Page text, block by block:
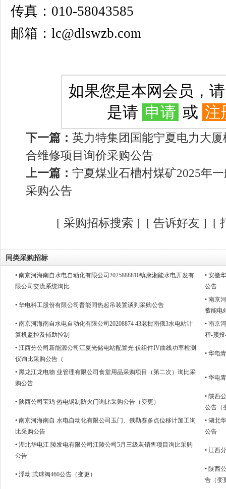
传真：010-58043585
邮箱：lc@dlswzb.com
如果您是本网会员，
是请 申请 或 注
下一篇： 英力特集团国能宁夏电力大
合维修项目询价采购公告
上一篇： 宁夏煤业石槽村煤矿2025年
采购公告
[ 采购招标搜索 ] [ 告诉好友 ] [
同类采购招标
• 南京河海南自水电自动化有限公司2025888810镇康湘能水电开发有
限公司交流系统询比
• 安徽
公告
• 华电科工股份有限公司晋能同热起吊装置谈判采购公告
• 南京
蓄能电
• 南京河海南自水电自动化有限公司20208874 43老挝南俄3水电站计
算机监控及辅助控制
• 南京
程-预
• 江西分公司新能源公司江夏光储电站配置光 伏组件IV曲线功率检测
仪询比采购公告（
• 华电
• 黑龙江龙电物 业管理有限公司食堂用品采购项目（第二次）询比采
购公告
• 华电
• 陕西公司宝鸡 热电钢制防火门询比采购公告（变更）
• 陕西
公告（
• 南京河海南自 水电自动化有限公司玉门、俄勒赛多点位移计加工询
比采购公告
• 湖北
公告
• 湖北华电江 陵发电有限公司江陵公司5月三级灰销售项目询比采购
公告
• 江西
• 浮动 式球阀460公告（变更）
• 陕西
告（变